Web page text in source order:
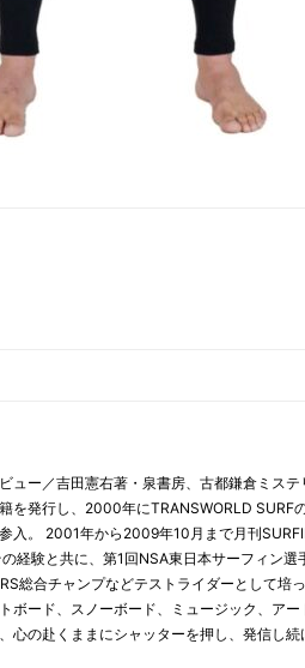
ュー／吉田憲右著・泉書房、古都鎌倉ミス
を発行し、2000年にTRANSWORLD SURF
入。 2001年から2009年10月まで月刊
経験と共に、第1回NSA東日本サーフィン
総合チャンプなどテストライダーとして培
ボード、スノーボード、ミュージック、ア
心の赴くままにシャッターを押し、発信し